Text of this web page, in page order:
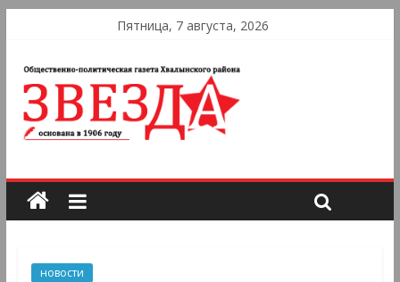
Пятница, 7 августа, 2026
новости